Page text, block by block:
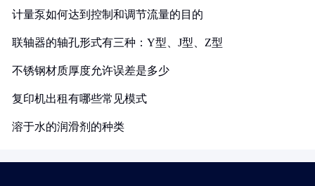
计量泵如何达到控制和调节流量的目的
联轴器的轴孔形式有三种：Y型、J型、Z型
不锈钢材质厚度允许误差是多少
复印机出租有哪些常见模式
溶于水的润滑剂的种类